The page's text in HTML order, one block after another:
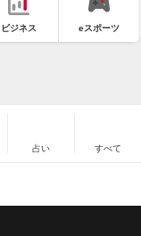
ビジネス eスポーツ
占い すべて